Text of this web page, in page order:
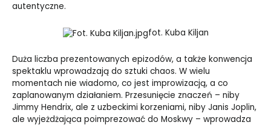
autentyczne.
fot. Kuba Kiljan
Duża liczba prezentowanych epizodów, a także konwencja
spektaklu wprowadzają do sztuki chaos. W wielu
momentach nie wiadomo, co jest improwizacją, a co
zaplanowanym działaniem. Przesunięcie znaczeń – niby
Jimmy Hendrix, ale z uzbeckimi korzeniami, niby Janis Joplin,
ale wyjeżdżająca poimprezować do Moskwy – wprowadza